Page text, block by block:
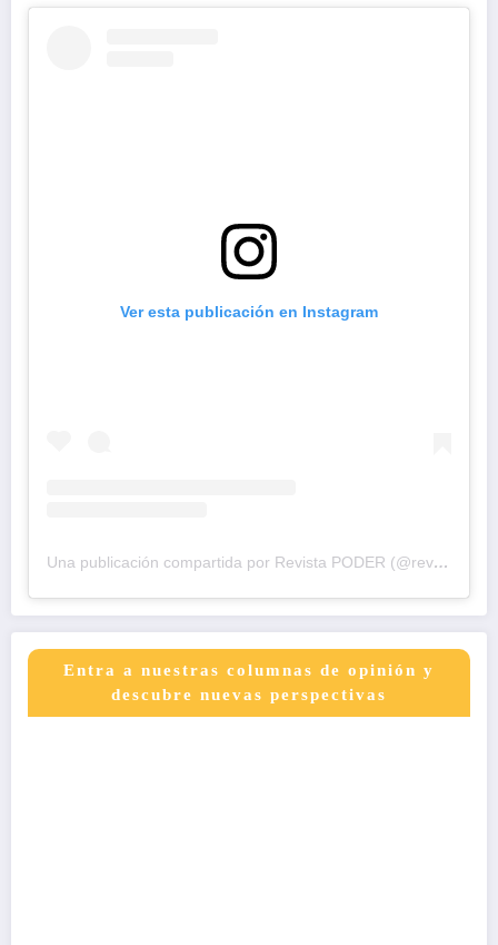
Ver esta publicación en Instagram
Una publicación compartida por Revista PODER (@revistapodercol)
Entra a nuestras columnas de opinión y
descubre nuevas perspectivas